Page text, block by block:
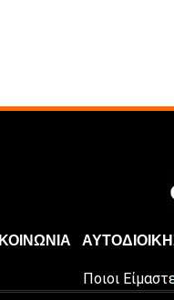
ΚΟΙΝΩΝΙΑ
Ποιοι